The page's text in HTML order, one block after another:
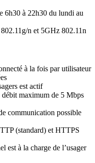
6h30 à 22h30 du lundi au
n et 5GHz 802.11n
à la fois par utilisateur
est actif
débit maximum de 5 Mbps
communication possible
(standard) et HTTPS
est à la charge de l’usager